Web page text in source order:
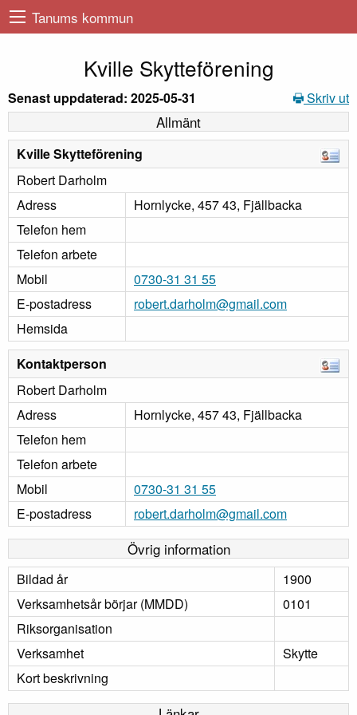
Tanums kommun
Kville Skytteförening
Senast uppdaterad: 2025-05-31 Skriv ut
Allmänt
Kville Skytteförening
Robert Darholm
Adress
Hornlycke, 457 43, Fjällbacka
Telefon hem
Telefon arbete
Mobil
0730-31 31 55
E-postadress
robert.darholm@gmail.com
Hemsida
Kontaktperson
Robert Darholm
Adress
Hornlycke, 457 43, Fjällbacka
Telefon hem
Telefon arbete
Mobil
0730-31 31 55
E-postadress
robert.darholm@gmail.com
Övrig information
Bildad år
1900
Verksamhetsår börjar (MMDD)
0101
Riksorganisation
Verksamhet
Skytte
Kort beskrivning